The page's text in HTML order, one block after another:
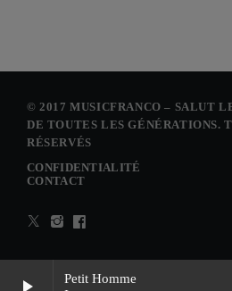
play_arrow
Petit Homme
© 2017 MUSICFRANCO – SALUT
DE TOUTES LES GÉNÉRATIONS.
RÉSERVÉS
CONFIDENTIALITÉ
CONTACT